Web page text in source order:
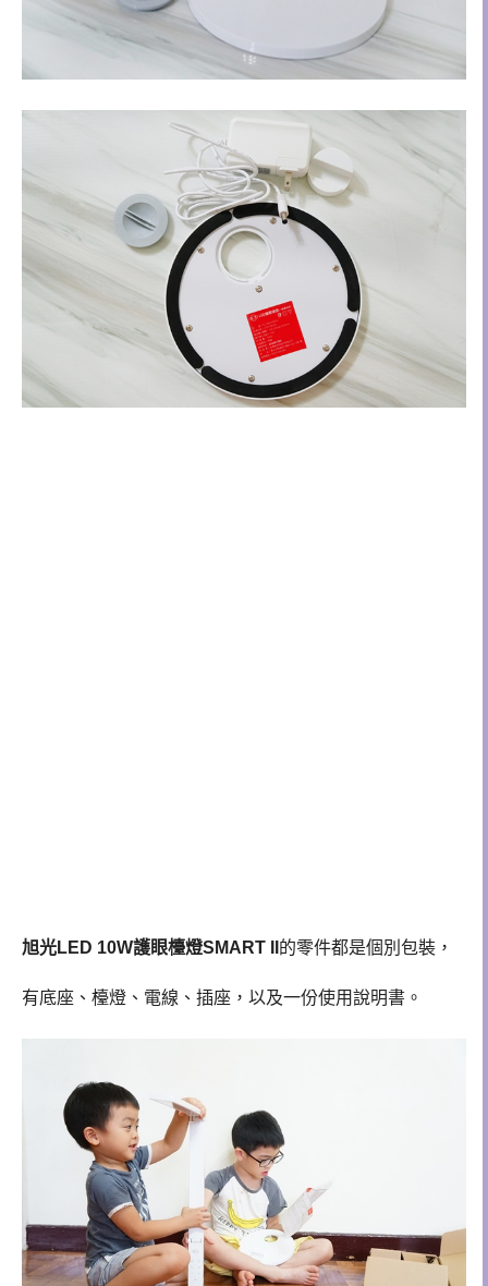
旭光LED 10W護眼檯燈SMART II 的零件都是個別包裝，
有底座、檯燈、電線、插座，以及一份使用說明書。